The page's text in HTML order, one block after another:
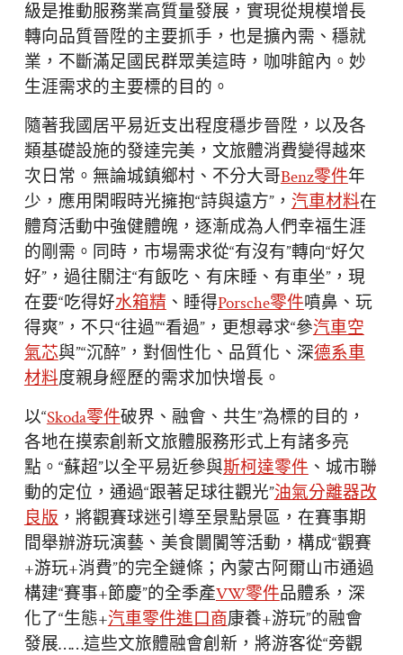
級是推動服務業高質量發展，實現從規模增長
轉向品質晉陞的主要抓手，也是擴內需、穩就
業，不斷滿足國民群眾美這時，咖啡館內。妙
生涯需求的主要標的目的。
隨著我國居平易近支出程度穩步晉陞，以及各
類基礎設施的發達完美，文旅體消費變得越來
次日常。無論城鎮鄉村、不分大哥Benz零件年
少，應用閑暇時光擁抱“詩與遠方”，汽車材料在
體育活動中強健體魄，逐漸成為人們幸福生涯
的剛需。同時，市場需求從“有沒有”轉向“好欠
好”，過往關注“有飯吃、有床睡、有車坐”，現
在要“吃得好水箱精、睡得Porsche零件噴鼻、玩
得爽”，不只“往過”“看過”，更想尋求“參汽車空
氣芯與”“沉醉”，對個性化、品質化、深德系車
材料度親身經歷的需求加快增長。
以“Skoda零件破界、融會、共生”為標的目的，
各地在摸索創新文旅體服務形式上有諸多亮
點。“蘇超”以全平易近參與斯柯達零件、城市聯
動的定位，通過“跟著足球往觀光”油氣分離器改
良版，將觀賽球迷引導至景點景區，在賽事期
間舉辦游玩演藝、美食闤闠等活動，構成“觀賽
+游玩+消費”的完全鏈條；內蒙古阿爾山市通過
構建“賽事+節慶”的全季產VW零件品體系，深
化了“生態+汽車零件進口商康養+游玩”的融會
發展……這些文旅體融會創新，將游客從“旁觀